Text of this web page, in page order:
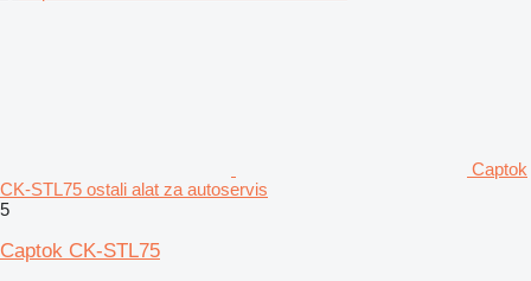
Captok
CK-STL75 ostali alat za autoservis
5
Captok CK-STL75